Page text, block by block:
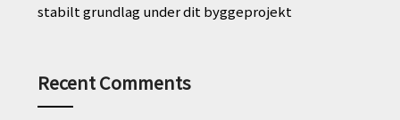
stabilt grundlag under dit byggeprojekt
Recent Comments